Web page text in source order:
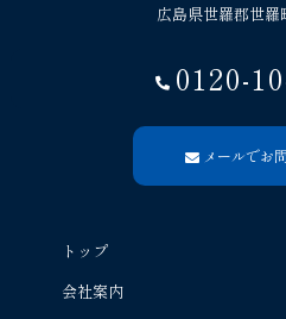
広島県世羅郡世羅
0120-
メールでお
トップ
会社案内